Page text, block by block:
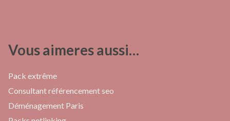
Vous aimeres aussi…
Pack extrême
Consultant référencement seo
Déménagement Paris